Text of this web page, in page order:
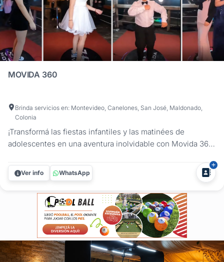
MOVIDA 360
Brinda servicios en: Montevideo, Canelones, San José, Maldonado,
Colonia
¡Transformá las fiestas infantiles y las matinées de
adolescentes en una aventura inolvidable con Movida 360!
perfecto para chicos y adolescentes que quieren divertirse
a lo grande. Los invitados podrán bailar, saltar y usar
cotillón...
Ver info WhatsApp